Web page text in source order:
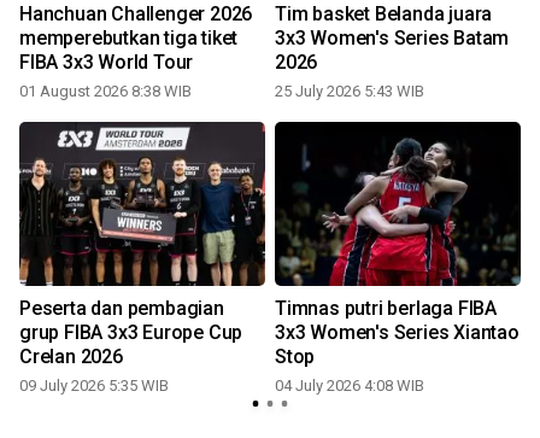
Hanchuan Challenger 2026
memperebutkan tiga tiket
FIBA 3x3 World Tour
01 August 2026 8:38 WIB
Tim basket Belanda juara
3x3 Women's Series Batam
2026
25 July 2026 5:43 WIB
Peserta dan pembagian
grup FIBA 3x3 Europe Cup
Crelan 2026
09 July 2026 5:35 WIB
Timnas putri berlaga FIBA
3x3 Women's Series Xiantao
Stop
04 July 2026 4:08 WIB